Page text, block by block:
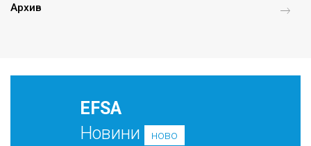
Архив
EFSA
Новини
ново